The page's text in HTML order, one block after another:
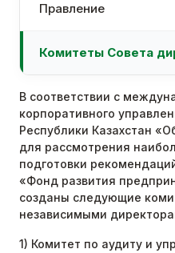
Правление
Комитеты Совета
В соответствии с
корпоративного
Республики Казахстан
для рассмотрения
подготовки
«Фонд развития
созданы следующие
независимыми
1) Комитет по аудиту и